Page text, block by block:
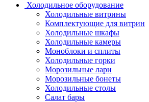
Холодильное оборудование
Холодильные витрины
Комплектующие для витрин
Холодильные шкафы
Холодильные камеры
Моноблоки и сплиты
Холодильные горки
Морозильные лари
Морозильные бонеты
Холодильные столы
Салат бары